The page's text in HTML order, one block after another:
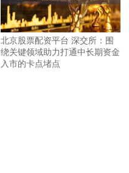
北京股票配资平台 深交所：围
绕关键领域助力打通中长期资金
入市的卡点堵点